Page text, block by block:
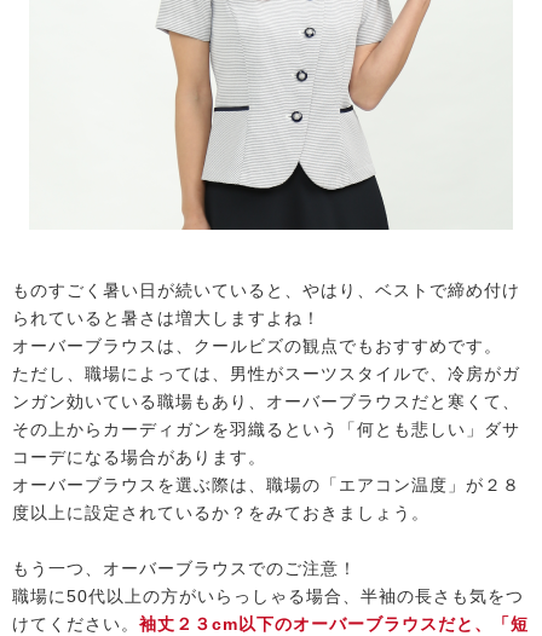
ものすごく暑い日が続いていると、やはり、ベストで締め付け
られていると暑さは増大しますよね！
オーバーブラウスは、クールビズの観点でもおすすめです。
ただし、職場によっては、男性がスーツスタイルで、冷房がガ
ンガン効いている職場もあり、オーバーブラウスだと寒くて、
その上からカーディガンを羽織るという「何とも悲しい」ダサ
コーデになる場合があります。
オーバーブラウスを選ぶ際は、職場の「エアコン温度」が２８
度以上に設定されているか？をみておきましょう。
もう一つ、オーバーブラウスでのご注意！
職場に50代以上の方がいらっしゃる場合、半袖の長さも気をつ
けてください。 袖丈２３cm以下のオーバーブラウスだと、「短